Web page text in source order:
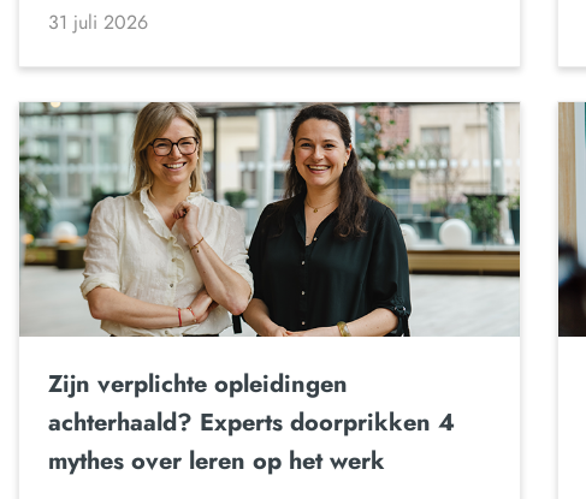
31 juli 2026
Zijn verplichte opleidingen
achterhaald? Experts doorprikken 4
mythes over leren op het werk